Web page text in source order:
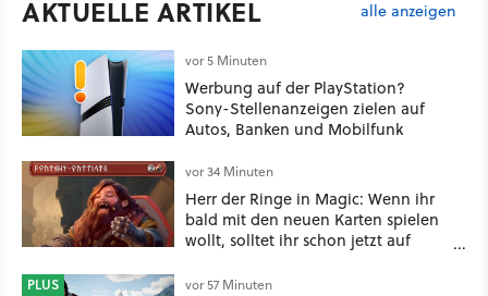
AKTUELLE ARTIKEL alle anzeigen
vor 5 Minuten
Werbung auf der PlayStation?
Sony-Stellenanzeigen zielen auf
Autos, Banken und Mobilfunk
vor 34 Minuten
Herr der Ringe in Magic: Wenn ihr
bald mit den neuen Karten spielen
wollt, solltet ihr schon jetzt auf
PLUS vor 57 Minuten